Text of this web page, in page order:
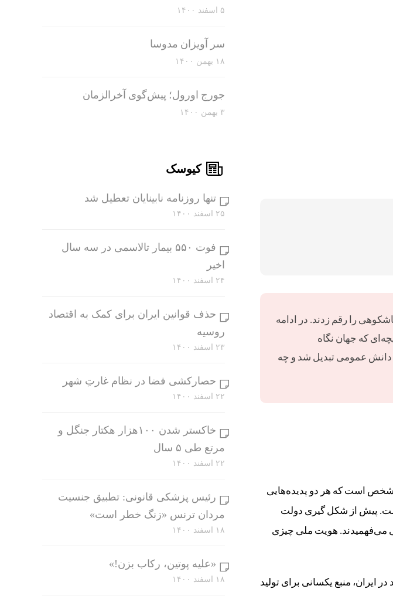
را رقم زدند. در ادامه
که جهان نگاه
دانش عمومی تبدیل شد و چه
است که هر دو پدیده‌هایی
پیش از شکل گیری دولت
می‌فهمیدند. هویت ملی چیزی
جدید در ایران، منبع یکسانی برای تولید
۵ اسفند ۱۴۰۰
سر آویزان مدوسا
۱۸ بهمن ۱۴۰۰
جورج اورول؛ پیش‌گوی آخرالزمان
۳ بهمن ۱۴۰۰
کیوسک
تنها روزنامه نابینایان تعطیل شد
۲۵ اسفند ۱۴۰۰
فوت ۵۵۰ بیمار تالاسمی در سه سال
اخیر
۲۴ اسفند ۱۴۰۰
حذف قوانین ایران برای کمک به اقتصاد
روسیه
۲۳ اسفند ۱۴۰۰
حصارکشی فضا در نظام غارتِ شهر
۲۲ اسفند ۱۴۰۰
خاکستر شدن ۱۰۰هزار هکتار جنگل و
مرتع طی ۵ سال
۲۲ اسفند ۱۴۰۰
رئیس پزشکی قانونی: تطبیق جنسیت
مردان ترنس «زنگ خطر است»
۱۸ اسفند ۱۴۰۰
«علیه پوتین، رکاب بزن!»
۱۸ اسفند ۱۴۰۰